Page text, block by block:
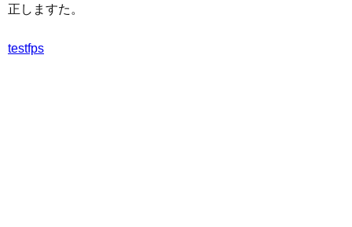
正しますた。
testfps